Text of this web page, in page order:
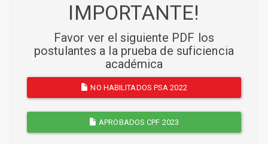
IMPORTANTE!
Favor ver el siguiente PDF los
postulantes a la prueba de suficiencia
académica
NO HABILITADOS PSA 2022
APROBADOS CPF 2023